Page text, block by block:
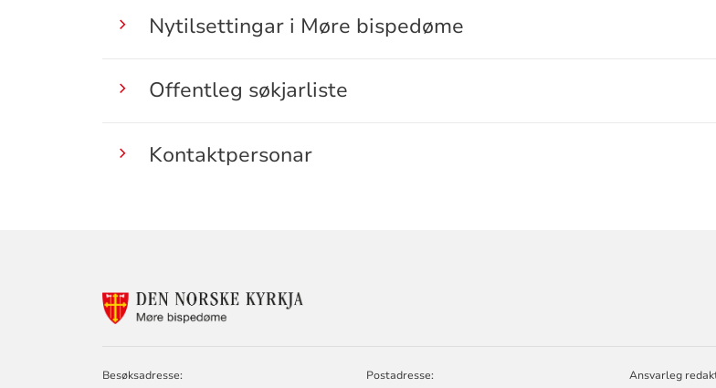
Nytilsettingar i Møre bispedøme
Offentleg søkjarliste
Kontaktpersonar
KONTAKTINFORMASJON
Besøksadresse:
Postadresse: Ansvarleg